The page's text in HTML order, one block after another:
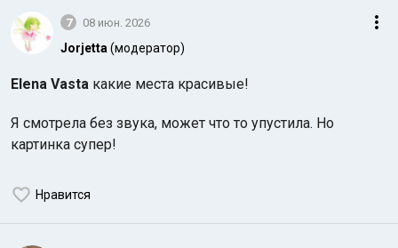
7 08 июн. 2026
Jorjetta (модератор)
Elena Vasta какие места красивые!
Я смотрела без звука, может что то упустила. Но
картинка супер!
Нравится